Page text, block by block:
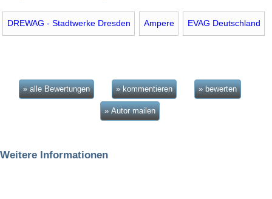
DREWAG - Stadtwerke Dresden Ampere EVAG Deutschland
» alle Bewertungen » kommentieren » bewerten
» Autor mailen
Weitere Informationen